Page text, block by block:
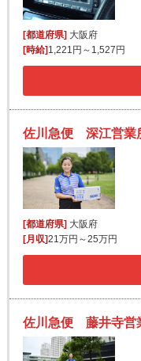
[都道府県] 大阪府
[時給] 1,221円～1,527円
[都道府県] 大阪府
[月収]21万円～25万円